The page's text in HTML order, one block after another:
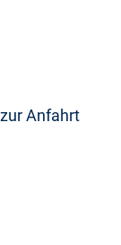
Anfahrt